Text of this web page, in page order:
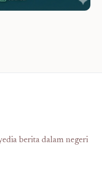
berita dalam negeri